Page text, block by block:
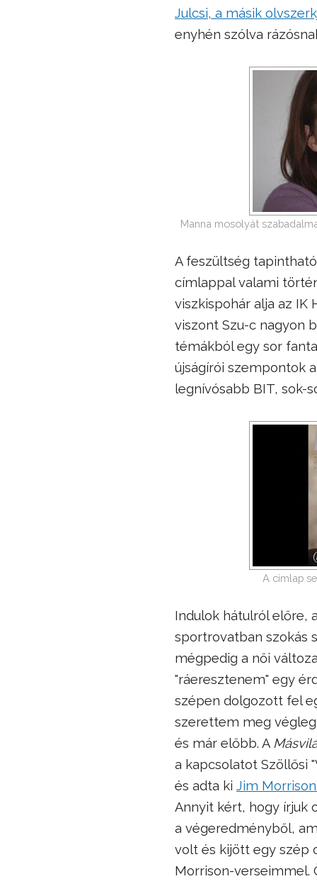
Julcsi, a másik
enyhén szólva
Manna mosolyát
A feszültség
címlappal valami
viszkispohár alja az IK
viszont Szu-c nagyon
témákból egy sor
újságírói szempontok
legnívósabb BIT, sok-
A címlap
Indulok hátulról előre,
sportrovatban szokás
mégpedig a női
"ráeresztenem" egy
szépen dolgozott fel
szerettem meg
és már előbb. A
a kapcsolatot Szöllősi
és adta ki Jim
Annyit kért, hogy írjuk
a végeredményből,
volt és kijött egy szép
Morrison-verseimmel.